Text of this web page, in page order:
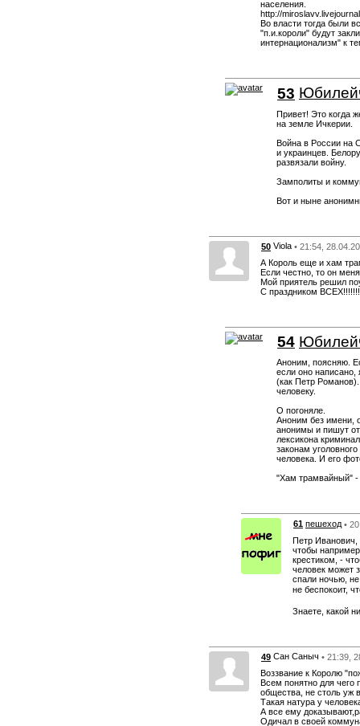
населения.
http://
Во власти тогда были
"п.и.короли" будут
интернационализм" к
53
Привет! Это когда
на земле Ичкерии.
Война в России на
и украинцев.
развязали войну.
Замполиты и
Вот и ныне
50 Viola • 21:54,
А Король еще и хам
Если честно, то он
Мой приятель решил
С праздником ВСЕХ!!!!!!!
54
Аноним, поясняю.
если оно
(как Петр
человеку.
О погоняле.
Аноним без имени,
анонимы и пишут
лексикона
законам
человека. И его
"Хам трамвайный" -
61 пешеход •
Петр Иванович,
чтобы
крестиком, -
человек может
спали ночью,
не беспокоит,
Знаете, какой
49 Сан Саныч • 21:39,
Воззвание к Королю
Всем понятно для чего
общества, не столь уж
Такая натура у
А все ему
Одичал в своей